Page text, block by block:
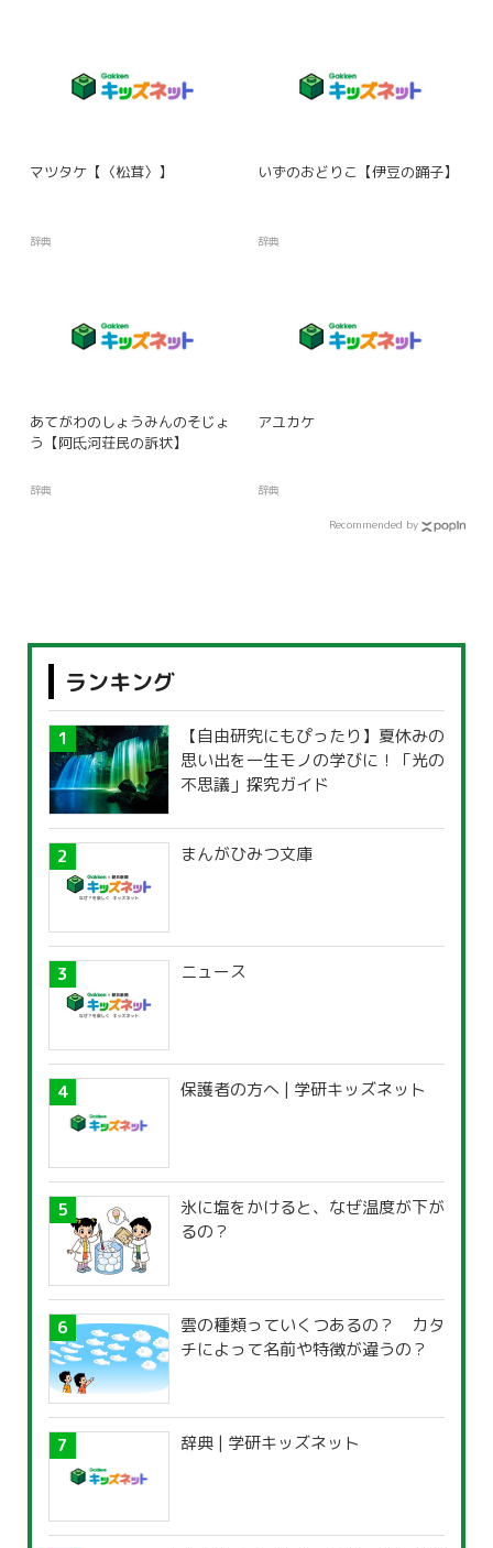
マツタケ【〈松茸〉】
辞典
いずのおどりこ【伊豆の踊子】
辞典
あてがわのしょうみんのそじょ
う【阿氐河荘民の訴状】
辞典
アユカケ
辞典
Recommended by
ランキング
【自由研究にもぴったり】夏休みの
思い出を一生モノの学びに！「光の
不思議」探究ガイド
まんがひみつ文庫
ニュース
保護者の方へ | 学研キッズネット
氷に塩をかけると、なぜ温度が下が
るの？
雲の種類っていくつあるの？ カタ
チによって名前や特徴が違うの？
辞典 | 学研キッズネット